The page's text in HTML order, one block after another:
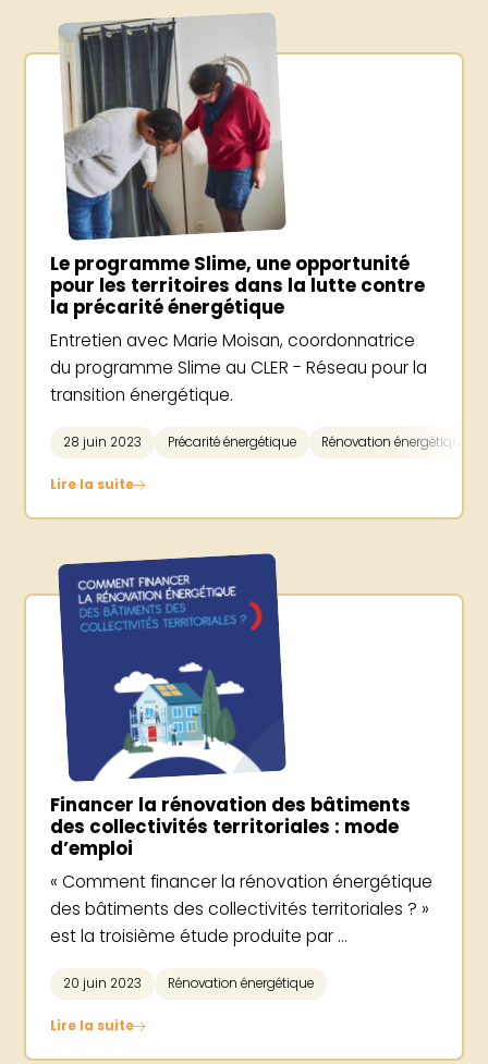
Le programme Slime, une opportunité
pour les territoires dans la lutte contre
la précarité énergétique
Entretien avec Marie Moisan, coordonnatrice
du programme Slime au CLER - Réseau pour la
transition énergétique.
28 juin 2023 Précarité énergétique Rénovation énergétique
Lire la suite
Financer la rénovation des bâtiments
des collectivités territoriales : mode
d’emploi
« Comment financer la rénovation énergétique
des bâtiments des collectivités territoriales ? »
est la troisième étude produite par ...
20 juin 2023 Rénovation énergétique
Lire la suite